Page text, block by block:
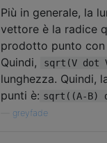
Più in generale, la
vettore è la radice
prodotto punto con
Quindi,
sqrt(V dot
lunghezza. Quindi,
punti è: sqrt((A-B)
greyfade